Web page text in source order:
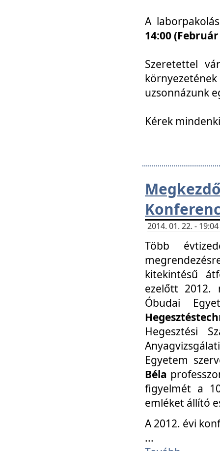
A
14:00
Szeretettel
uzsonnázunk
Kérek
2014. 01. 22. -
Több
kitekintésű
ezelőtt 2012.
Óbudai
Hegesztési
Egyetem
Béla
figyelmét a
emléket állító
A 2012. évi
...